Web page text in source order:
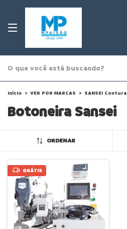
Início > VER POR MARCAS > SANSEI Costura
Botoneira Sansei
ORDENAR
GRÁTIS